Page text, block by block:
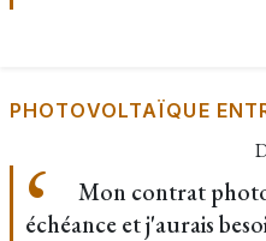
PHOTOVOLTAÏQUE
Mon contrat
échéance et j'aurais